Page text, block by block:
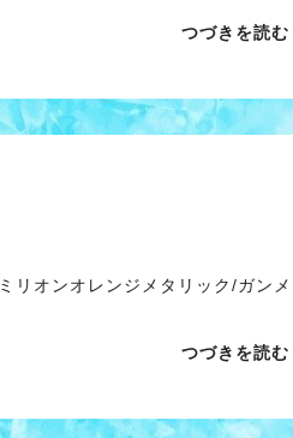
つづきを読む
オンオレンジメタリック/ガンメ
つづきを読む